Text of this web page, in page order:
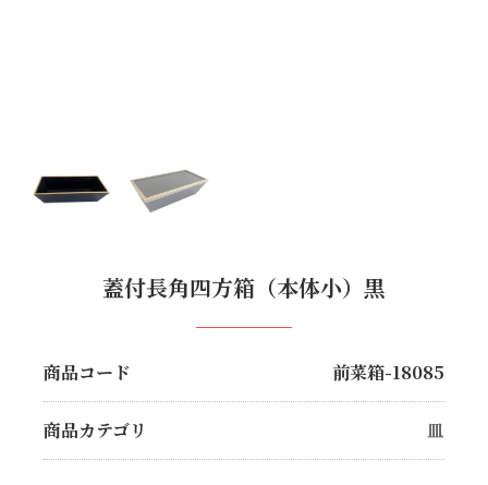
蓋付長角四方箱（本体小）黒
商品コード 前菜箱-18085
商品カテゴリ 皿